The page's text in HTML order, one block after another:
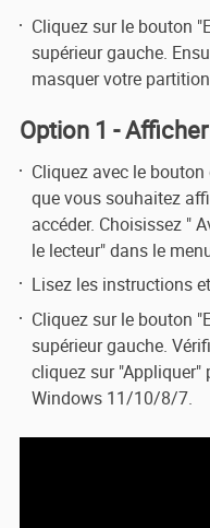
Cliquez sur le bouton
supérieur gauche.
masquer votre
Option 1 -
Cliquez avec le
que vous souhaitez
accéder. Choisissez "
le lecteur" dans le
Lisez les instructions
Cliquez sur le bouton
supérieur gauche.
cliquez sur
Windows 11/10/8/7.